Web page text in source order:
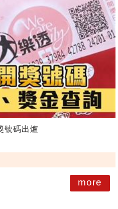
號碼出爐
more